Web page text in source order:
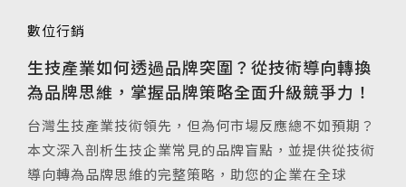
數位行銷
生技產業如何透過品牌突圍？從技術導向轉換
為品牌思維，掌握品牌策略全面升級競爭力！
台灣生技產業技術領先，但為何市場反應總不如預期？
本文深入剖析生技企業常見的品牌盲點，並提供從技術
導向轉為品牌思維的完整策略，助您的企業在全球